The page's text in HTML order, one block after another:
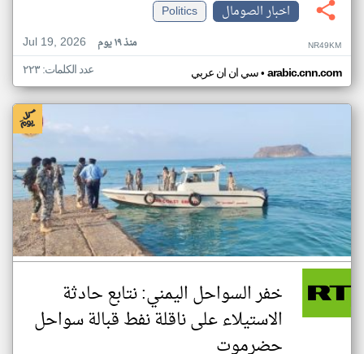
اخبار الصومال
Politics
Jul 19, 2026
منذ ١٩ يوم NR49KM
سي ان ان عربي• arabic.cnn.com عدد الكلمات: ٢٢٣
خفر السواحل اليمني: نتابع حادثة
الاستيلاء على ناقلة نفط قبالة سواحل
حضرموت